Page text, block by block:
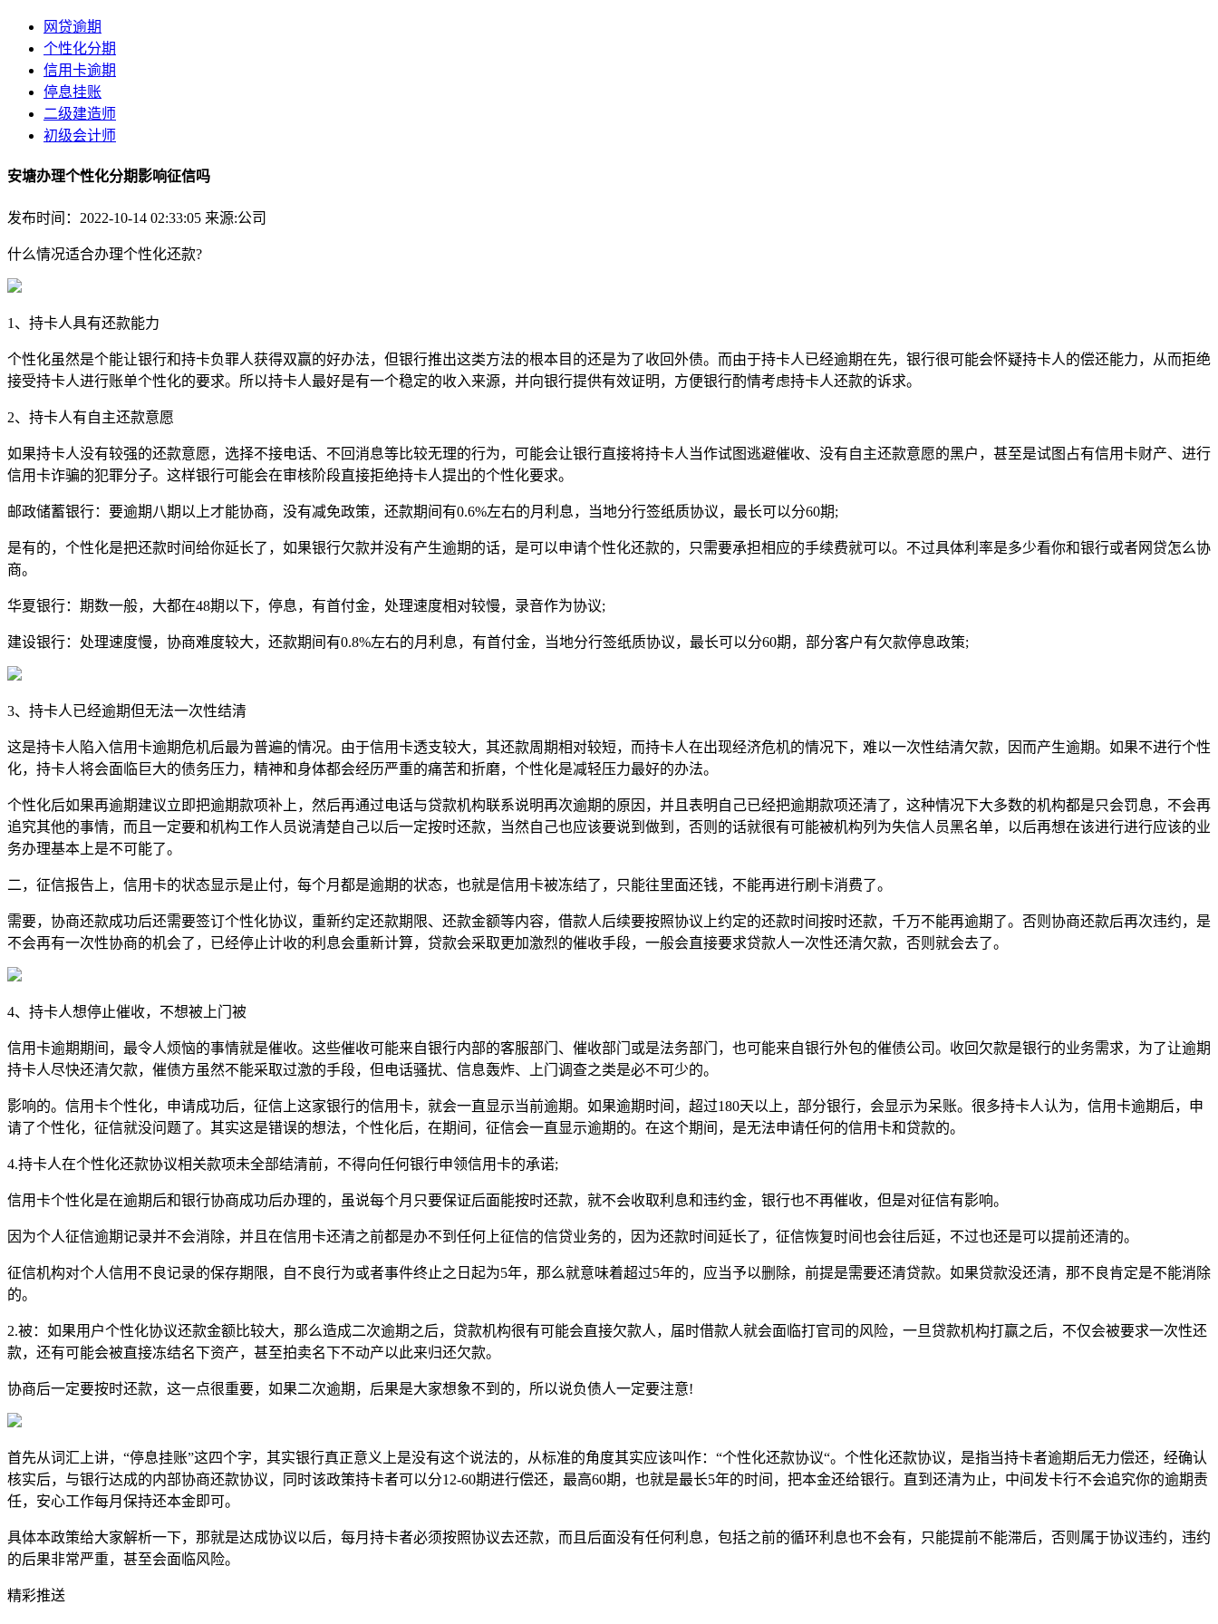
网贷逾期
个性化分期
信用卡逾期
停息挂账
二级建造师
初级会计师
安塘办理个性化分期影响征信吗
发布时间：2022-10-14 02:33:05 来源:公司
什么情况适合办理个性化还款?
1、持卡人具有还款能力
个性化虽然是个能让银行和持卡负罪人获得双赢的好办法，但银行推出这类方法的根本目的还是为了收回外债。而由于持卡人已经逾期在先，银行很可能会怀疑持卡人的偿还能力，从而拒绝
接受持卡人进行账单个性化的要求。所以持卡人最好是有一个稳定的收入来源，并向银行提供有效证明，方便银行酌情考虑持卡人还款的诉求。
2、持卡人有自主还款意愿
如果持卡人没有较强的还款意愿，选择不接电话、不回消息等比较无理的行为，可能会让银行直接将持卡人当作试图逃避催收、没有自主还款意愿的黑户，甚至是试图占有信用卡财产、进行
信用卡诈骗的犯罪分子。这样银行可能会在审核阶段直接拒绝持卡人提出的个性化要求。
邮政储蓄银行：要逾期八期以上才能协商，没有减免政策，还款期间有0.6%左右的月利息，当地分行签纸质协议，最长可以分60期;
是有的，个性化是把还款时间给你延长了，如果银行欠款并没有产生逾期的话，是可以申请个性化还款的，只需要承担相应的手续费就可以。不过具体利率是多少看你和银行或者网贷怎么协
商。
华夏银行：期数一般，大都在48期以下，停息，有首付金，处理速度相对较慢，录音作为协议;
建设银行：处理速度慢，协商难度较大，还款期间有0.8%左右的月利息，有首付金，当地分行签纸质协议，最长可以分60期，部分客户有欠款停息政策;
3、持卡人已经逾期但无法一次性结清
这是持卡人陷入信用卡逾期危机后最为普遍的情况。由于信用卡透支较大，其还款周期相对较短，而持卡人在出现经济危机的情况下，难以一次性结清欠款，因而产生逾期。如果不进行个性
化，持卡人将会面临巨大的债务压力，精神和身体都会经历严重的痛苦和折磨，个性化是减轻压力最好的办法。
个性化后如果再逾期建议立即把逾期款项补上，然后再通过电话与贷款机构联系说明再次逾期的原因，并且表明自己已经把逾期款项还清了，这种情况下大多数的机构都是只会罚息，不会再
追究其他的事情，而且一定要和机构工作人员说清楚自己以后一定按时还款，当然自己也应该要说到做到，否则的话就很有可能被机构列为失信人员黑名单，以后再想在该进行进行应该的业
务办理基本上是不可能了。
二，征信报告上，信用卡的状态显示是止付，每个月都是逾期的状态，也就是信用卡被冻结了，只能往里面还钱，不能再进行刷卡消费了。
需要，协商还款成功后还需要签订个性化协议，重新约定还款期限、还款金额等内容，借款人后续要按照协议上约定的还款时间按时还款，千万不能再逾期了。否则协商还款后再次违约，是
不会再有一次性协商的机会了，已经停止计收的利息会重新计算，贷款会采取更加激烈的催收手段，一般会直接要求贷款人一次性还清欠款，否则就会去了。
4、持卡人想停止催收，不想被上门被
信用卡逾期期间，最令人烦恼的事情就是催收。这些催收可能来自银行内部的客服部门、催收部门或是法务部门，也可能来自银行外包的催债公司。收回欠款是银行的业务需求，为了让逾期
持卡人尽快还清欠款，催债方虽然不能采取过激的手段，但电话骚扰、信息轰炸、上门调查之类是必不可少的。
影响的。信用卡个性化，申请成功后，征信上这家银行的信用卡，就会一直显示当前逾期。如果逾期时间，超过180天以上，部分银行，会显示为呆账。很多持卡人认为，信用卡逾期后，申
请了个性化，征信就没问题了。其实这是错误的想法，个性化后，在期间，征信会一直显示逾期的。在这个期间，是无法申请任何的信用卡和贷款的。
4.持卡人在个性化还款协议相关款项未全部结清前，不得向任何银行申领信用卡的承诺;
信用卡个性化是在逾期后和银行协商成功后办理的，虽说每个月只要保证后面能按时还款，就不会收取利息和违约金，银行也不再催收，但是对征信有影响。
因为个人征信逾期记录并不会消除，并且在信用卡还清之前都是办不到任何上征信的信贷业务的，因为还款时间延长了，征信恢复时间也会往后延，不过也还是可以提前还清的。
征信机构对个人信用不良记录的保存期限，自不良行为或者事件终止之日起为5年，那么就意味着超过5年的，应当予以删除，前提是需要还清贷款。如果贷款没还清，那不良肯定是不能消除
的。
2.被：如果用户个性化协议还款金额比较大，那么造成二次逾期之后，贷款机构很有可能会直接欠款人，届时借款人就会面临打官司的风险，一旦贷款机构打赢之后，不仅会被要求一次性还
款，还有可能会被直接冻结名下资产，甚至拍卖名下不动产以此来归还欠款。
协商后一定要按时还款，这一点很重要，如果二次逾期，后果是大家想象不到的，所以说负债人一定要注意!
首先从词汇上讲，“停息挂账”这四个字，其实银行真正意义上是没有这个说法的，从标准的角度其实应该叫作：“个性化还款协议“。个性化还款协议，是指当持卡者逾期后无力偿还，经确认
核实后，与银行达成的内部协商还款协议，同时该政策持卡者可以分12-60期进行偿还，最高60期，也就是最长5年的时间，把本金还给银行。直到还清为止，中间发卡行不会追究你的逾期责
任，安心工作每月保持还本金即可。
具体本政策给大家解析一下，那就是达成协议以后，每月持卡者必须按照协议去还款，而且后面没有任何利息，包括之前的循环利息也不会有，只能提前不能滞后，否则属于协议违约，违约
的后果非常严重，甚至会面临风险。
精彩推送